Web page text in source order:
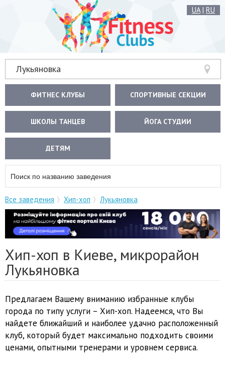
UA| RU
Лукьяновка
ФИТНЕС КЛУБЫ СПОРТИВНЫЕ СЕКЦИИ
ШКОЛЫ ТАНЦЕВ ЙОГА СТУДИИ
ДЕТЯМ
Все заведения Хип-хоп Лукьяновка
Хип-хоп в Киеве, микрорайон
Лукьяновка
Предлагаем Вашему вниманию избранные клубы
города по типу услуги – Хип-хоп. Надеемся, что Вы
найдете ближайший и наиболее удачно расположенный
клуб, который будет максимально подходить своими
ценами, опытными тренерами и уровнем сервиса.